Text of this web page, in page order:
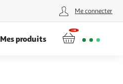
Me connecter
Mes produits